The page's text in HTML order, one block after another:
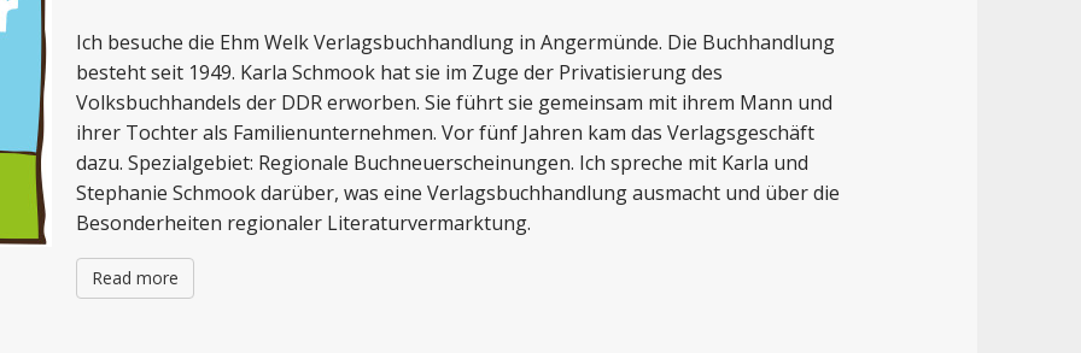
Ich besuche die Ehm Welk Verlagsbuchhandlung in Angermünde. Die Buchhandlung
besteht seit 1949. Karla Schmook hat sie im Zuge der Privatisierung des
Volksbuchhandels der DDR erworben. Sie führt sie gemeinsam mit ihrem Mann und
ihrer Tochter als Familienunternehmen. Vor fünf Jahren kam das Verlagsgeschäft
dazu. Spezialgebiet: Regionale Buchneuerscheinungen. Ich spreche mit Karla und
Stephanie Schmook darüber, was eine Verlagsbuchhandlung ausmacht und über die
Besonderheiten regionaler Literaturvermarktung.
Read more